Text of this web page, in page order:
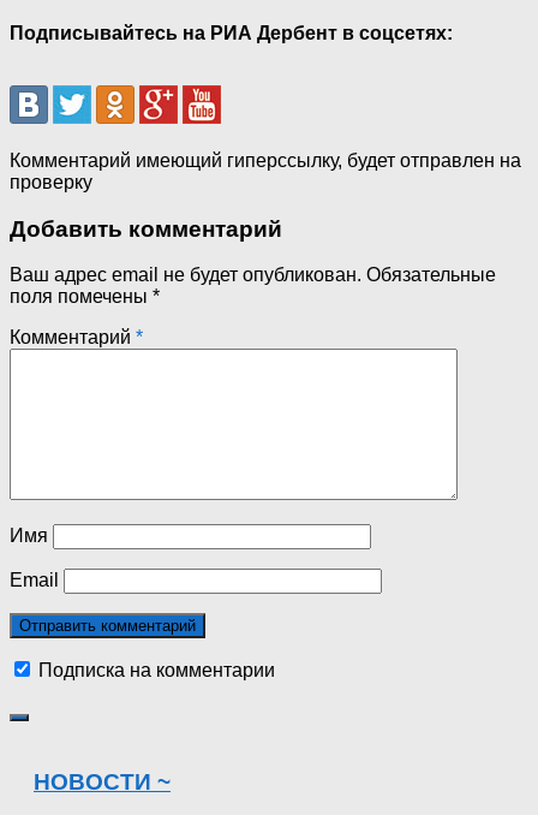
Подписывайтесь на РИА Дербент в соцсетях:
Комментарий имеющий гиперссылку, будет отправлен на
проверку
Добавить комментарий
Ваш адрес email не будет опубликован. Обязательные
поля помечены *
Комментарий *
Имя
Email
Подписка на комментарии
НОВОСТИ ~